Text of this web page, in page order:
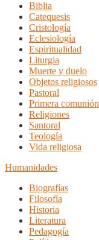
Biblia
Catequesis
Cristología
Eclesiología
Espiritualidad
Liturgia
Muerte y duelo
Objetos religiosos
Pastoral
Primera comunión
Religiones
Santoral
Teología
Vida religiosa
Humanidades
Biografías
Filosofía
Historia
Literatura
Pedagogía